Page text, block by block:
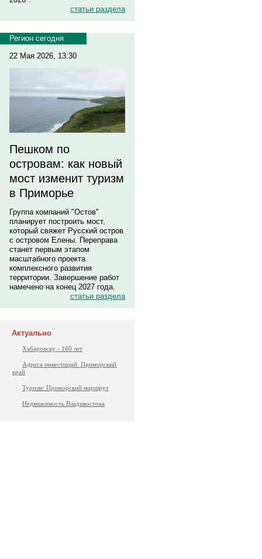
статьи раздела
Регион сегодня
22 Мая 2026, 13:30
Пешком по
островам: как новый
мост изменит туризм
в Приморье
Группа компаний "Остов"
планирует построить мост,
который свяжет Русский остров
с островом Елены. Переправа
станет первым этапом
масштабного проекта
комплексного развития
территории. Завершение работ
намечено на конец 2027 года.
статьи раздела
Актуально
Хабаровску - 160 лет
Адреса инвестиций. Приморский
край
Туризм: Приморский маршрут
Недвижимость Владивостока